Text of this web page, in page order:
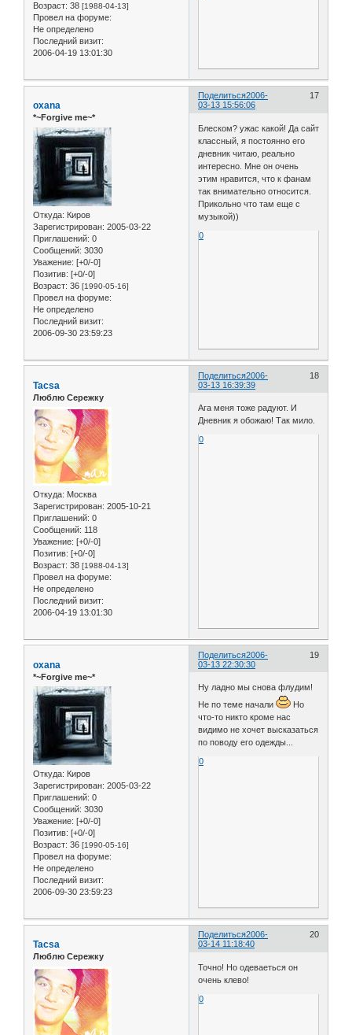
Возраст: 38 [1988-04-13]
Провел на форуме:
Не определено
Последний визит:
2006-04-19 13:01:30
Поделиться 17
2006-
03-13 15:56:06
oxana
*~Forgive me~*
Откуда: Киров
Зарегистрирован: 2005-03-22
Приглашений: 0
Сообщений: 3030
Уважение: [+0/-0]
Позитив: [+0/-0]
Возраст: 36 [1990-05-16]
Провел на форуме:
Не определено
Последний визит:
2006-09-30 23:59:23
Блеском? ужас какой! Да сайт
классный, я постоянно его
дневник читаю, реально
интересно. Мне он очень
этим нравится, что к фанам
так внимательно относится.
Прикольно что там еще с
музыкой))
0
Поделиться 18
2006-
03-13 16:39:39
Tacsa
Люблю Сережку
Откуда: Москва
Зарегистрирован: 2005-10-21
Приглашений: 0
Сообщений: 118
Уважение: [+0/-0]
Позитив: [+0/-0]
Возраст: 38 [1988-04-13]
Провел на форуме:
Не определено
Последний визит:
2006-04-19 13:01:30
Ага меня тоже радуют. И
Дневник я обожаю! Так мило.
0
Поделиться 19
2006-
03-13 22:30:30
oxana
*~Forgive me~*
Откуда: Киров
Зарегистрирован: 2005-03-22
Приглашений: 0
Сообщений: 3030
Уважение: [+0/-0]
Позитив: [+0/-0]
Возраст: 36 [1990-05-16]
Провел на форуме:
Не определено
Последний визит:
2006-09-30 23:59:23
Ну ладно мы снова флудим!
Не по теме начали
Но
что-то никто кроме нас
видимо не хочет высказаться
по поводу его одежды...
0
Поделиться 20
2006-
03-14 11:18:40
Tacsa
Люблю Сережку
Точно! Но одеваеться он
очень клево!
0